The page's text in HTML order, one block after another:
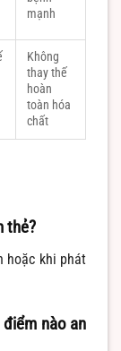
mạnh
Không
thay thế
hoàn
toàn hóa
chất
thẻ?
hoặc khi phát
nào an